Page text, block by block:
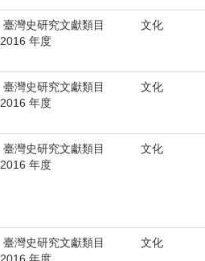
臺灣史研究文獻類目
2016 年度
文化
臺灣史研究文獻類目
2016 年度
文化
臺灣史研究文獻類目
2016 年度
文化
臺灣史研究文獻類目
文化